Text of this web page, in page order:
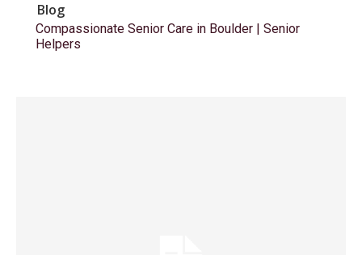
Blog
Compassionate Senior Care in Boulder | Senior
Helpers